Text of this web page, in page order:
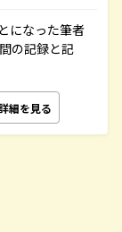
になった筆者
の記録と記
細を見る